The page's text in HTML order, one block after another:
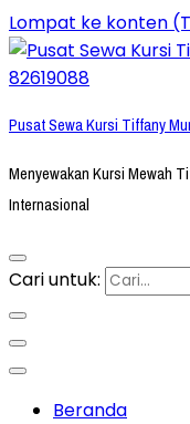
Lompat ke konten
Pusat Sewa Kursi Tiffany
Menyewakan Kursi Mewah
Internasional
Cari untuk:
Beranda